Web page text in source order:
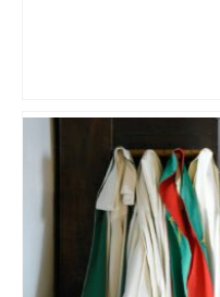
Bilan du marché du
une lueur d'espoir
Toulouse ? – Actu.fr